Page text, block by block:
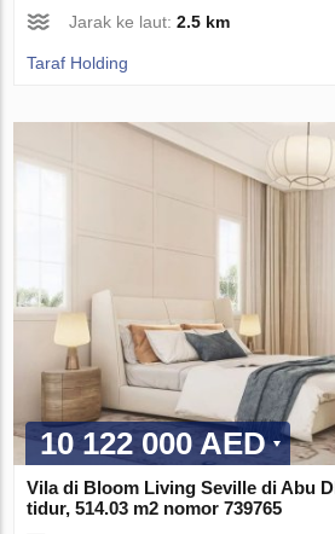
Jarak ke laut:2.5 km
Taraf Holding
10 122 000 AED
Vila di Bloom Living Seville di Abu
tidur, 514.03 m2 nomor 739765